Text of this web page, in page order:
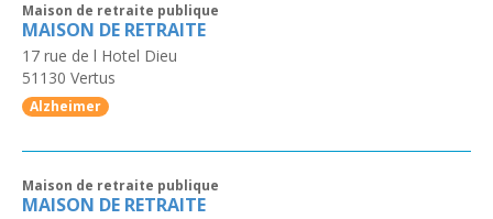
Maison de retraite publique
MAISON DE RETRAITE
17 rue de l Hotel Dieu
51130 Vertus
Alzheimer
Maison de retraite publique
MAISON DE RETRAITE